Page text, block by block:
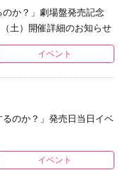
か？」劇場盤発売記念
土）開催詳細のお知らせ
イベント
のか？」発売日当日イベ
イベント